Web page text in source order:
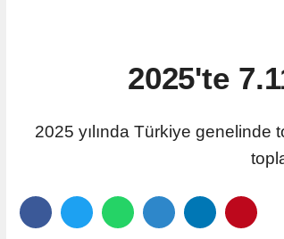
2025'te
2025 yılında Türkiye genelinde